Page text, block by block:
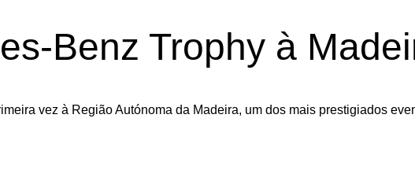
Benz Trophy à
vez à Região Autónoma da Madeira, um dos mais prestigiados